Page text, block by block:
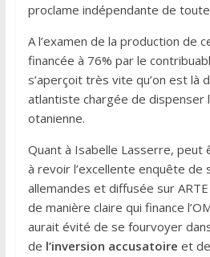
proclame indépendante de
A l’examen de la production de
financée à 76% par le
s’aperçoit très vite qu’on est là
atlantiste chargée de dispenser
otanienne.
Quant à Isabelle Lasserre, peut
à revoir l’excellente enquête de
allemandes et diffusée sur
de manière claire qui finance
aurait évité de se fourvoyer
de l’inversion accusatoire et